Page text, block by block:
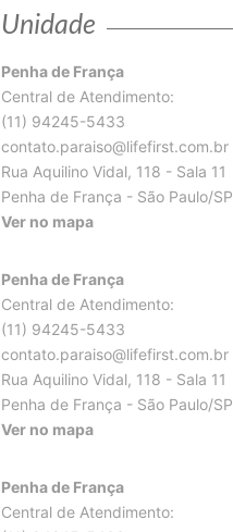
Unidade
Penha de França
Central de Atendimento:
(11) 94245-5433
contato.paraiso@lifefirst.com.br
Rua Aquilino Vidal, 118 - Sala 11
Penha de França - São Paulo/SP
Ver no mapa
Penha de França
Central de Atendimento:
(11) 94245-5433
contato.paraiso@lifefirst.com.br
Rua Aquilino Vidal, 118 - Sala 11
Penha de França - São Paulo/SP
Ver no mapa
Penha de França
Central de Atendimento: